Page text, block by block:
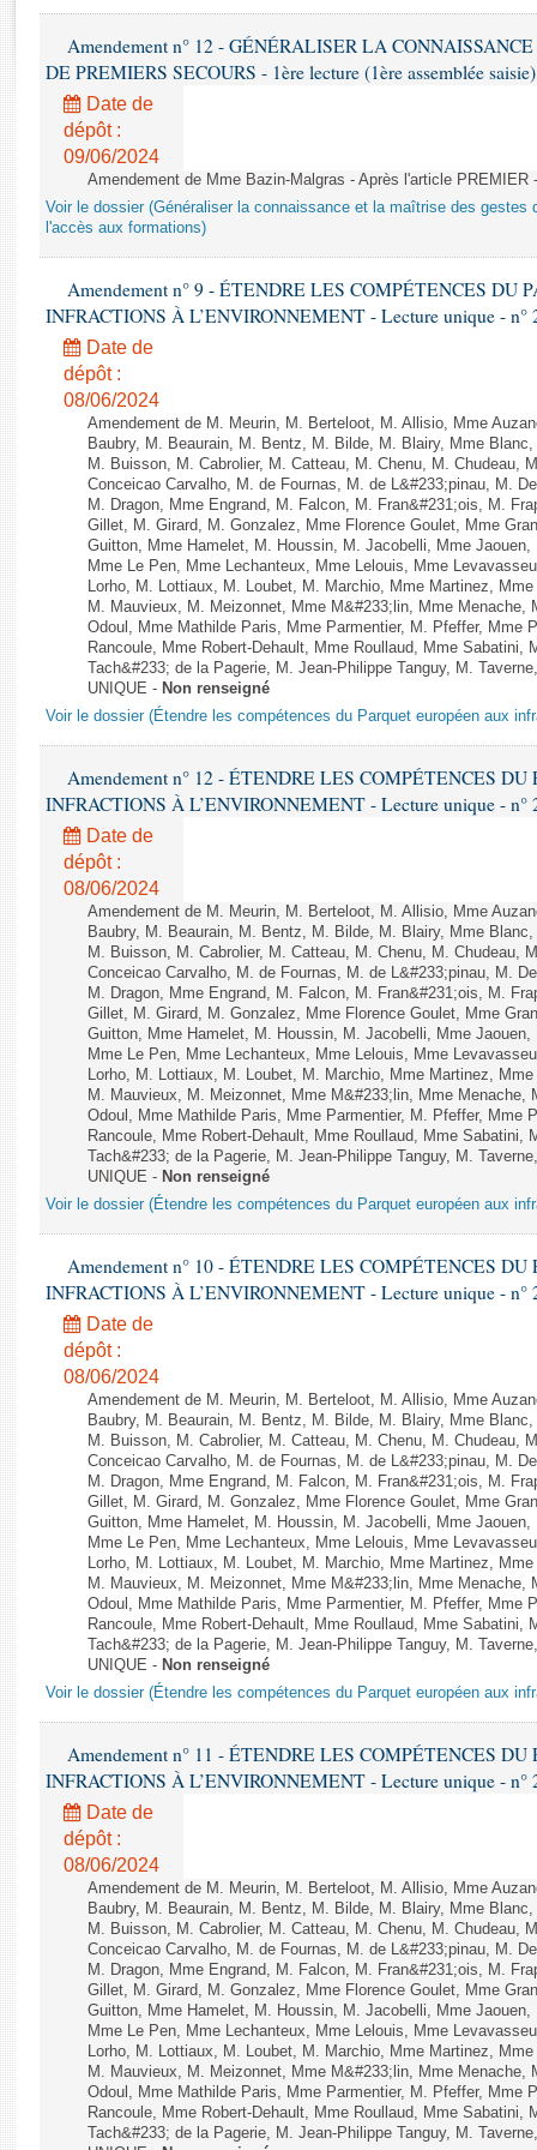
Rapports sur l'application des lois
Baromètre de l’application des lois
Dossiers législatifs
Questions écrites et orales
Amendement n° 12 - GÉNÉRALISER LA
DE PREMIERS SECOURS - 1ère lecture (1ère assemblée
Date de
dépôt :
09/06/2024
Amendement de Mme Bazin-Malgras - Après l'article PREMIER
Voir le dossier (Généraliser la connaissance et la maîtrise des gestes
l'accès aux formations)
Amendement n° 9 - ÉTENDRE LES COMPÉTENCES DU
INFRACTIONS À L’ENVIRONNEMENT - Lecture unique - n°
Date de
dépôt :
08/06/2024
Amendement de M. Meurin, M. Berteloot, M. Allisio, Mme
Baubry, M. Beaurain, M. Bentz, M. Bilde, M. Blairy, Mme
M. Buisson, M. Cabrolier, M. Catteau, M. Chenu, M. Chudeau,
Conceicao Carvalho, M. de Fournas, M. de L&#233;pinau, M.
M. Dragon, Mme Engrand, M. Falcon, M. Fran&#231;ois, M.
Gillet, M. Girard, M. Gonzalez, Mme Florence Goulet, Mme
Guitton, Mme Hamelet, M. Houssin, M. Jacobelli, Mme
Mme Le Pen, Mme Lechanteux, Mme Lelouis, Mme
Lorho, M. Lottiaux, M. Loubet, M. Marchio, Mme Martinez,
M. Mauvieux, M. Meizonnet, Mme M&#233;lin, Mme Menache,
Odoul, Mme Mathilde Paris, Mme Parmentier, M. Pfeffer, Mme
Rancoule, Mme Robert-Dehault, Mme Roullaud, Mme
Tach&#233; de la Pagerie, M. Jean-Philippe Tanguy, M.
UNIQUE - Non renseigné
Voir le dossier (Étendre les compétences du Parquet européen aux
Amendement n° 12 - ÉTENDRE LES COMPÉTENCES
INFRACTIONS À L’ENVIRONNEMENT - Lecture unique - n°
Date de
dépôt :
08/06/2024
Amendement de M. Meurin, M. Berteloot, M. Allisio, Mme
Baubry, M. Beaurain, M. Bentz, M. Bilde, M. Blairy, Mme
M. Buisson, M. Cabrolier, M. Catteau, M. Chenu, M. Chudeau,
Conceicao Carvalho, M. de Fournas, M. de L&#233;pinau, M.
M. Dragon, Mme Engrand, M. Falcon, M. Fran&#231;ois, M.
Gillet, M. Girard, M. Gonzalez, Mme Florence Goulet, Mme
Guitton, Mme Hamelet, M. Houssin, M. Jacobelli, Mme
Mme Le Pen, Mme Lechanteux, Mme Lelouis, Mme
Lorho, M. Lottiaux, M. Loubet, M. Marchio, Mme Martinez,
M. Mauvieux, M. Meizonnet, Mme M&#233;lin, Mme Menache,
Odoul, Mme Mathilde Paris, Mme Parmentier, M. Pfeffer, Mme
Rancoule, Mme Robert-Dehault, Mme Roullaud, Mme
Tach&#233; de la Pagerie, M. Jean-Philippe Tanguy, M.
UNIQUE - Non renseigné
Voir le dossier (Étendre les compétences du Parquet européen aux
Amendement n° 10 - ÉTENDRE LES COMPÉTENCES
INFRACTIONS À L’ENVIRONNEMENT - Lecture unique - n°
Date de
dépôt :
08/06/2024
Amendement de M. Meurin, M. Berteloot, M. Allisio, Mme
Baubry, M. Beaurain, M. Bentz, M. Bilde, M. Blairy, Mme
M. Buisson, M. Cabrolier, M. Catteau, M. Chenu, M. Chudeau,
Conceicao Carvalho, M. de Fournas, M. de L&#233;pinau, M.
M. Dragon, Mme Engrand, M. Falcon, M. Fran&#231;ois, M.
Gillet, M. Girard, M. Gonzalez, Mme Florence Goulet, Mme
Guitton, Mme Hamelet, M. Houssin, M. Jacobelli, Mme
Mme Le Pen, Mme Lechanteux, Mme Lelouis, Mme
Lorho, M. Lottiaux, M. Loubet, M. Marchio, Mme Martinez,
M. Mauvieux, M. Meizonnet, Mme M&#233;lin, Mme Menache,
Odoul, Mme Mathilde Paris, Mme Parmentier, M. Pfeffer, Mme
Rancoule, Mme Robert-Dehault, Mme Roullaud, Mme
Tach&#233; de la Pagerie, M. Jean-Philippe Tanguy, M.
UNIQUE - Non renseigné
Voir le dossier (Étendre les compétences du Parquet européen aux
Amendement n° 11 - ÉTENDRE LES COMPÉTENCES
INFRACTIONS À L’ENVIRONNEMENT - Lecture unique - n°
Date de
dépôt :
08/06/2024
Amendement de M. Meurin, M. Berteloot, M. Allisio, Mme
Baubry, M. Beaurain, M. Bentz, M. Bilde, M. Blairy, Mme
M. Buisson, M. Cabrolier, M. Catteau, M. Chenu, M. Chudeau,
Conceicao Carvalho, M. de Fournas, M. de L&#233;pinau, M.
M. Dragon, Mme Engrand, M. Falcon, M. Fran&#231;ois, M.
Gillet, M. Girard, M. Gonzalez, Mme Florence Goulet, Mme
Guitton, Mme Hamelet, M. Houssin, M. Jacobelli, Mme
Mme Le Pen, Mme Lechanteux, Mme Lelouis, Mme
Lorho, M. Lottiaux, M. Loubet, M. Marchio, Mme Martinez,
M. Mauvieux, M. Meizonnet, Mme M&#233;lin, Mme Menache,
Odoul, Mme Mathilde Paris, Mme Parmentier, M. Pfeffer, Mme
Rancoule, Mme Robert-Dehault, Mme Roullaud, Mme
Tach&#233; de la Pagerie, M. Jean-Philippe Tanguy, M.